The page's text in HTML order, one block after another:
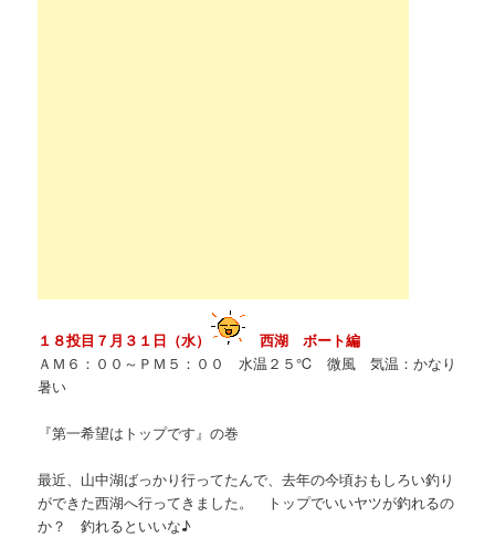
１８投目７月３１日（水）
西湖 ボート編
ＡＭ６：００～ＰＭ５：００ 水温２５℃ 微風 気温：かなり
暑い
『第一希望はトップです』の巻
最近、山中湖ばっかり行ってたんで、去年の今頃おもしろい釣り
ができた西湖へ行ってきました。 トップでいいヤツが釣れるの
か？ 釣れるといいな♪